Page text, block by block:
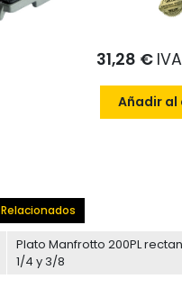
31,28 €
Añadir
Relacionados
Plato Manfrotto 200PL
1/4 y 3/8